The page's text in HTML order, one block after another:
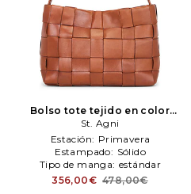
Bolso tote tejido en color
marrón St. Agni
St. Agni
Estación: Primavera
Estampado: Sólido
Tipo de manga: estándar
356,00€ 478,00€